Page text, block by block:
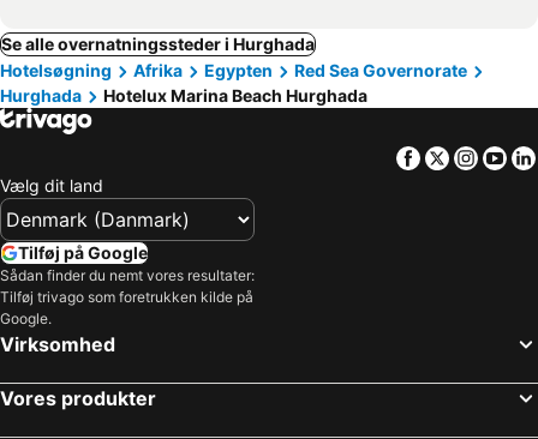
Se alle overnatningssteder i Hurghada
Hotelsøgning
Afrika Egypten
Red Sea Governorate
Hurghada
Hotelux Marina Beach Hurghada
Facebook
Twitter
Vælg dit land
Tilføj på Google
Sådan finder du nemt vores resultater:
Tilføj trivago som foretrukken kilde på
Google.
Virksomhed
Vores produkter